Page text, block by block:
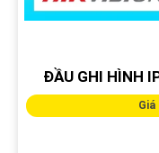
ĐẦU GHI HÌNH
Giá